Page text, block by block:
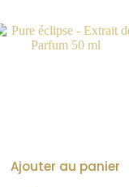
Ajouter au panier